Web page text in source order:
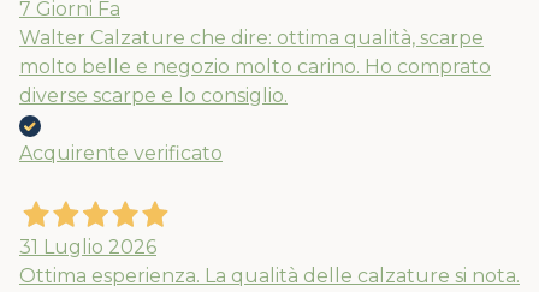
7 Giorni Fa
Walter Calzature che dire: ottima qualità, scarpe
molto belle e negozio molto carino. Ho comprato
diverse scarpe e lo consiglio.
Acquirente verificato
31 Luglio 2026
Ottima esperienza. La qualità delle calzature si nota.